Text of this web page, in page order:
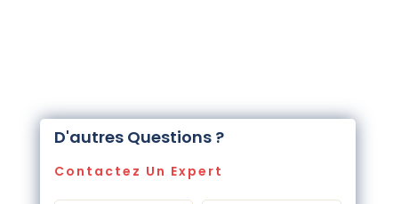
D'autres Questions ?
Contactez Un Expert